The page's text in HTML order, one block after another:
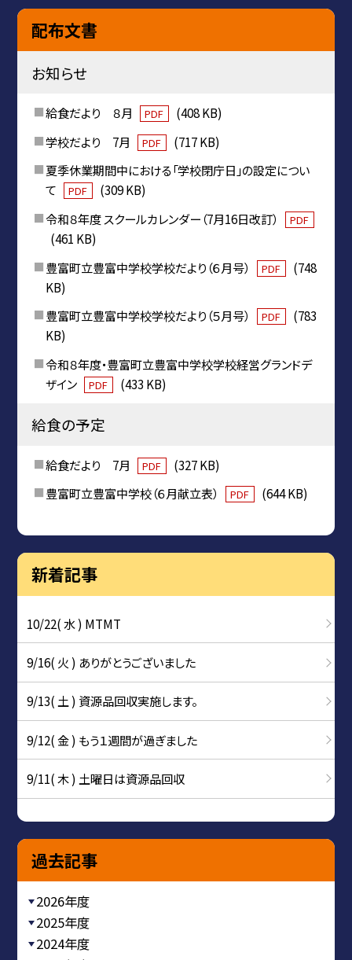
配布文書
お知らせ
給食だより ８月 PDF
(408 KB)
学校だより 7月
PDF
(717 KB)
夏季休業期間中における「学校閉庁日」の設定につい
て
PDF
(309 KB)
令和８年度 スクールカレンダー（7月16日改訂）
PDF
(461 KB)
豊富町立豊富中学校学校だより（６月号）
PDF
(748
KB)
豊富町立豊富中学校学校だより（５月号）
PDF
(783
KB)
令和８年度・豊富町立豊富中学校学校経営グランドデ
ザイン
PDF (433 KB)
給食の予定
給食だより 7月 PDF
(327 KB)
豊富町立豊富中学校（６月献立表）
PDF (644 KB)
新着記事
10/22( 水 ) MTMT
9/16( 火 ) ありがとうございました
9/13( 土 ) 資源品回収実施します。
9/12( 金 ) もう１週間が過ぎました
9/11( 木 ) 土曜日は資源品回収
過去記事
2026年度
2025年度
2024年度